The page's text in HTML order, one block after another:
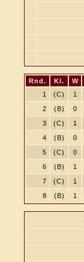
Rnd. Kl. W
1
(C) 1
2
(B) 0
3
(C) 1
4
(B) 0
5
(C) 0
6
(B) 1
7
(C) 1
8
(B) 1